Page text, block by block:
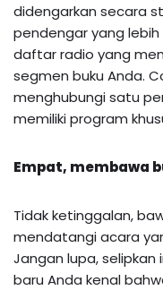
didengarkan secara
pendengar yang
daftar radio yang
segmen buku Anda.
menghubungi satu
memiliki program
Empat, membawa
Tidak ketinggalan,
mendatangi acara
Jangan lupa,
baru Anda kenal